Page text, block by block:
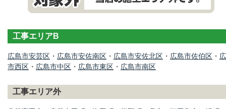
工事エリアB
広島市安芸区 ・ 広島市安佐南区 ・ 広島市安佐北区 ・ 広島市佐伯区 ・
市西区 ・ 広島市中区 ・ 広島市東区 ・ 広島市南区
工事エリア外